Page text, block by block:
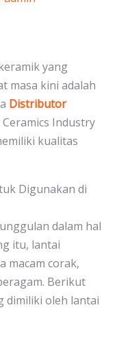
yang
masa kini adalah
Distributor
Industry
kualitas
Digunakan di
dalam hal
itu, lantai
macam corak,
Berikut
dimiliki oleh lantai